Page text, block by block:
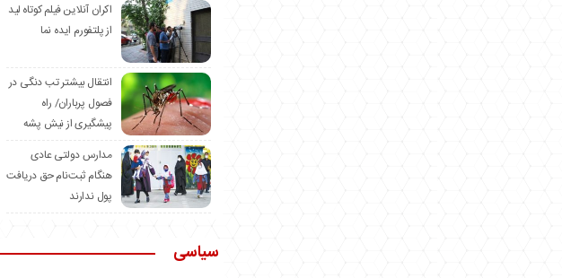
اکران آنلاین فیلم کوتاه لید
از پلتفورم ایده نما
انتقال بیشتر تب دنگی در
فصول پرباران/ راه
پیشگیری از نیش پشه
مدارس دولتی عادی
هنگام ثبت‌نام حق دریافت
پول ندارند
سیاسی